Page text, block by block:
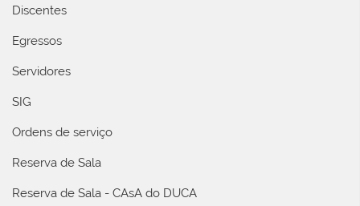
Discentes
Egressos
Servidores
SIG
Ordens de serviço
Reserva de Sala
Reserva de Sala - CAsA do DUCA